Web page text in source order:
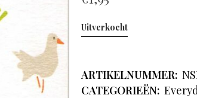
Uitverkocht
ARTIKELNUMMER:
CATEGORIEËN: